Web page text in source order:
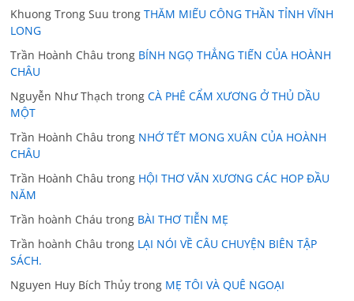
Khuong Trong Suu trongTHĂM MIẾU CÔNG THẦN TỈNH VĨNH
LONG
Trần Hoành Châu trong BÍNH NGỌ THẲNG TIẾN CỦA HOÀNH
CHÂU
Nguyễn Như Thạch trongCÀ PHÊ CẨM XƯƠNG Ở THỦ DẦU
MỘT
Trần Hoành Châu trong NHỚ TẾT MONG XUÂN CỦA HOÀNH
CHÂU
Trần Hoành Châu trong HỘI THƠ VĂN XƯƠNG CÁC HOP ĐẦU
NĂM
Trần hoành Cháu trong BÀI THƠ TIỄN MẸ
Trần hoành Châu trong LẠI NÓI VỀ CÂU CHUYỆN BIÊN TẬP
SÁCH.
Nguyen Huy Bích Thủy trong MẸ TÔI VÀ QUÊ NGOẠI